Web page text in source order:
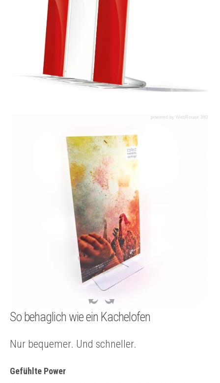
powered by WebRotate 360
So behaglich wie ein Kachelofen
Nur bequemer. Und schneller.
Gefühlte Power